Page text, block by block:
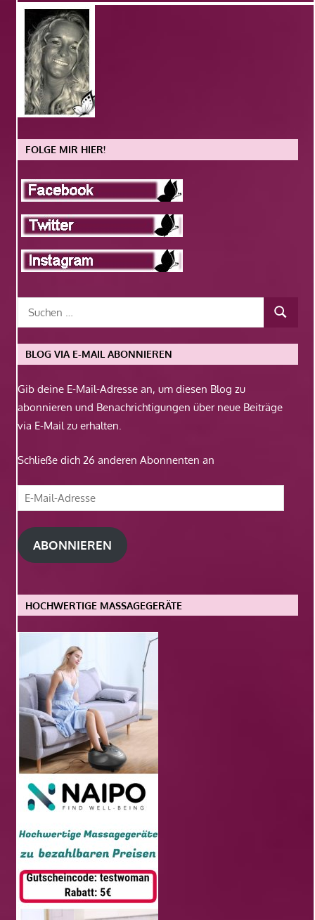
FOLGE MIR HIER!
BLOG VIA E-MAIL ABONNIEREN
Gib deine E-Mail-Adresse an, um diesen Blog zu
abonnieren und Benachrichtigungen über neue Beiträge
via E-Mail zu erhalten.
Schließe dich 26 anderen Abonnenten an
E-
Mail-
Adresse
ABONNIEREN
HOCHWERTIGE MASSAGEGERÄTE